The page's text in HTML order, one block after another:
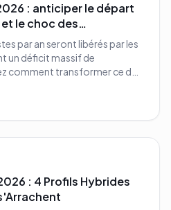
: anticiper le départ
le choc des
par an seront libérés par les
un déficit massif de
comment transformer ce défi
: 4 Profils Hybrides